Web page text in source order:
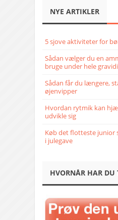
NYE ARTIKLER
5 sjove aktiviteter for
Sådan vælger du en
bruge under hele
Sådan får du længere,
øjenvipper
Hvordan rytmik kan
udvikle sig
Køb det flotteste junior
i julegave
HVORNÅR HAR DU